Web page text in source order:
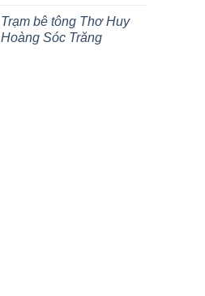
Trạm bê tông Thơ Huy
Hoàng Sóc Trăng